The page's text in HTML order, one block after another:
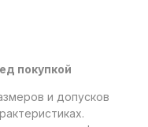
покупкой
и допусков